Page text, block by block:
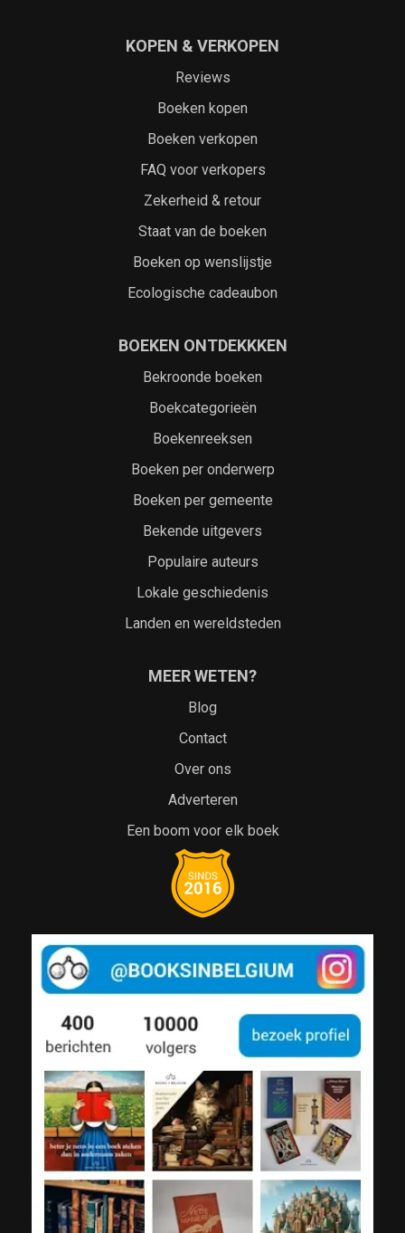
KOPEN & VERKOPEN
Reviews
Boeken kopen
Boeken verkopen
FAQ voor verkopers
Zekerheid & retour
Staat van de boeken
Boeken op wenslijstje
Ecologische cadeaubon
BOEKEN ONTDEKKKEN
Bekroonde boeken
Boekcategorieën
Boekenreeksen
Boeken per onderwerp
Boeken per gemeente
Bekende uitgevers
Populaire auteurs
Lokale geschiedenis
Landen en wereldsteden
MEER WETEN?
Blog
Contact
Over ons
Adverteren
Een boom voor elk boek